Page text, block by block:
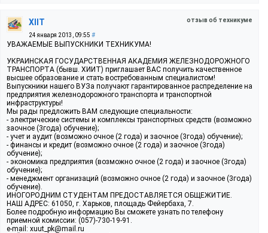
отзыв об техникуме
XIIT
24 января 2013, 09:55 #
УВАЖАЕМЫЕ ВЫПУСКНИКИ ТЕХНИКУМА!
УКРАИНСКАЯ ГОСУДАРСТВЕННАЯ АКАДЕМИЯ ЖЕЛЕЗНОДОРОЖНОГО
ТРАНСПОРТА (бывш. ХИИТ) приглашает ВАС получить качественное
высшее образование и стать востребованным специалистом!
Выпускники нашего ВУЗа получают гарантированное распределение на
предприятия железнодорожного транспорта и транспортной
инфраструктуры!
Мы рады предложить ВАМ следующие специальности:
- электрические системы и комплексы транспортных средств (возможно
заочное (3года) обучение);
- учет и аудит (возможно очное (2 года) и заочное (3года) обучение);
- финансы и кредит (возможно очное (2 года) и заочное (3года)
обучение);
- экономика предприятия (возможно очное (2 года) и заочное (3года)
обучение);
- менеджмент организаций (возможно очное (2 года) и заочное (3года)
обучение).
ИНОГОРОДНИМ СТУДЕНТАМ ПРЕДОСТАВЛЯЕТСЯ ОБЩЕЖИТИЕ.
НАШ АДРЕС: 61050, г. Харьков, площадь Фейербаха, 7.
Более подробную информацию Вы сможете узнать по телефону
приемной комиссии: (057)-730-19-91.
e-mail: xuut_pk@mail.ru